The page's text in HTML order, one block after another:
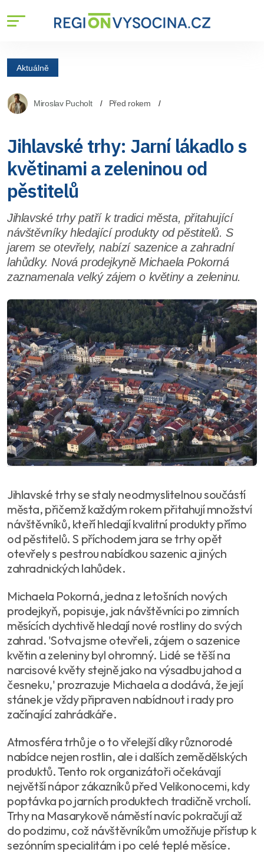
Aktuálně
Miroslav Pucholt Před rokem
Jihlavské trhy: Jarní lákadlo s
květinami a zeleninou od
pěstitelů
Jihlavské trhy patří k tradici města, přitahující
návštěvníky hledající produkty od pěstitelů. S
jarem se otevřely, nabízí sazenice a zahradní
lahůdky. Nová prodejkyně Michaela Pokorná
zaznamenala velký zájem o květiny a zeleninu.
Jihlavské trhy se staly neodmyslitelnou součástí
města, přičemž každým rokem přitahují množství
návštěvníků, kteří hledají kvalitní produkty přímo
od pěstitelů. S příchodem jara se trhy opět
otevřely s pestrou nabídkou sazenic a jiných
zahradnických lahůdek.
Michaela Pokorná, jedna z letošních nových
prodejkyň, popisuje, jak návštěvníci po zimních
měsících dychtivě hledají nové rostliny do svých
zahrad. 'Sotva jsme otevřeli, zájem o sazenice
květin a zeleniny byl ohromný. Lidé se těší na
narcisové květy stejně jako na výsadbu jahod a
česneku,' prozrazuje Michaela a dodává, že její
stánek je vždy připraven nabídnout i rady pro
začínající zahrádkáře.
Atmosféra trhů je o to vřelejší díky různorodé
nabídce nejen rostlin, ale i dalších zemědělských
produktů. Tento rok organizátoři očekávají
největší nápor zákazníků před Velikonocemi, kdy
poptávka po jarních produktech tradičně vrcholí.
Trhy na Masarykově náměstí navíc pokračují až
do podzimu, což návštěvníkům umožňuje přístup k
sezónním specialitám i po celé teplé měsíce.